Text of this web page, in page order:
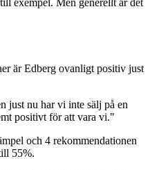
exempel. Men generellt är det
är Edberg ovanligt positiv just
just nu har vi inte sälj på en
positivt för att vara vi."
och 4 rekommendationen
55%.